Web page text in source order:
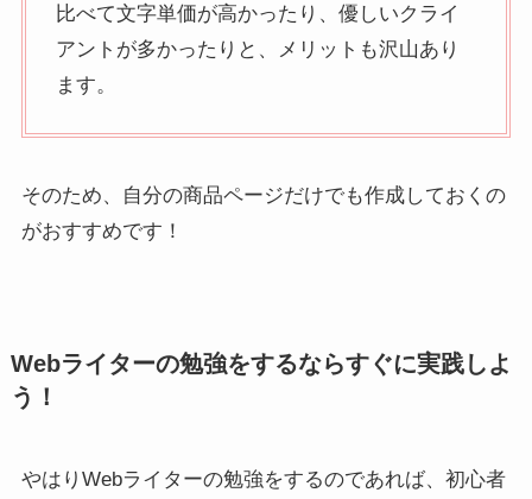
比べて文字単価が高かったり、優しいクライ
アントが多かったりと、メリットも沢山あり
ます。
そのため、自分の商品ページだけでも作成しておくの
がおすすめです！
Webライターの勉強をするならすぐに実践しよ
う！
やはりWebライターの勉強をするのであれば、初心者